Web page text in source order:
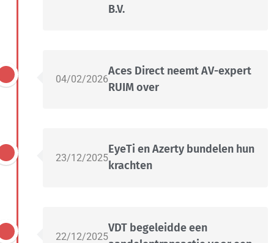
B.V.
04/02/2026
Aces Direct neemt AV-expert
RUIM over
23/12/2025
EyeTi en Azerty bundelen hun
krachten
22/12/2025
VDT begeleidde een